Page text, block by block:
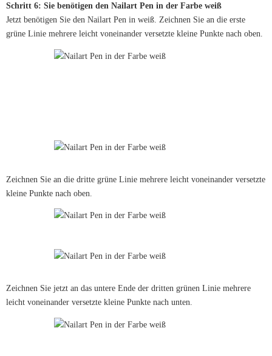
Schritt 6: Sie benötigen den Nailart Pen in der Farbe weiß
Jetzt benötigen Sie den Nailart Pen in weiß. Zeichnen Sie an die erste
grüne Linie mehrere leicht voneinander versetzte kleine Punkte nach oben.
Zeichnen Sie an die dritte grüne Linie mehrere leicht voneinander versetzte
kleine Punkte nach oben.
Zeichnen Sie jetzt an das untere Ende der dritten grünen Linie mehrere
leicht voneinander versetzte kleine Punkte nach unten.